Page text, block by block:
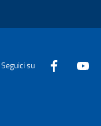
Seguici su